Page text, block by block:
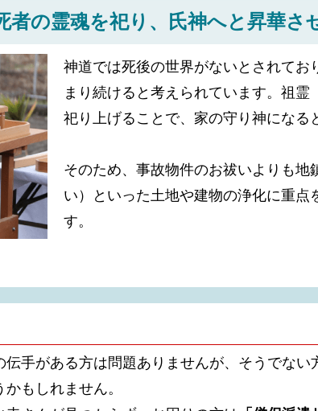
者の霊魂を祀り、 氏神へと昇華さ
神道では死後の世界がないとされてお
まり続けると考えられています。祖霊
祀り上げることで、家の守り神になる
そのため、事故物件のお祓いよりも地
い）といった土地や建物の浄化に重点
す。
手がある方は問題ありませんが、そうでない
もしれません。